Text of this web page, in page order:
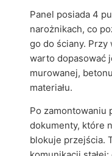
Panel posiada 4
narożnikach, co
go do ściany. Przy
warto dopasować
murowanej,
materiału.
Po zamontowaniu
dokumenty, które
blokuje przejścia.